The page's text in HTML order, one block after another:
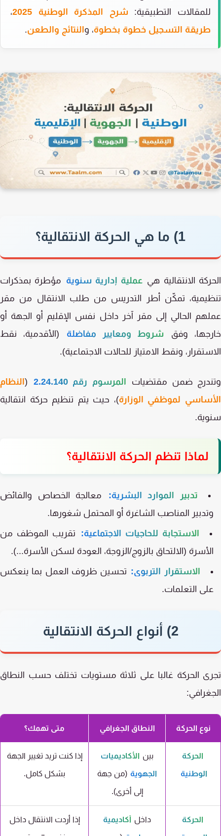
للمقالات التطبيقية:شرح المذكرة الوطنية 2025
،
طريقة التسجيل خطوة بخطوة، والنتائج والطعن.
الانتقالية هي عملية إدارية سنويةمؤطرة بمذكرات
تمكّن أطر التدريس من طلب الانتقال من مقر
الحالي إلى مقر آخر داخل نفس الإقليم أو الجهة أو
وفقشروط ومعايير مفاضلة(الأقدمية، نقط
ونقط الامتياز للحالات الاجتماعية).
ضمن مقتضياتالمرسوم رقم 2.24.140 ( النظام
لموظفي الوزارة)، حيث يتم تنظيم حركة انتقالية
لماذا تنظم الحركة الانتقالية؟
تدبير الموارد البشرية:معالجة الخصاص والفائض
المناصب الشاغرة أو المحتمل شغورها.
الاستجابة للحاجيات الاجتماعية:تقريب الموظف من
(الالتحاق بالزوج/الزوجة، العودة لسكن الأسرة...).
الاستقرار التربوي:تحسين ظروف العمل بما ينعكس
التعلمات.
الحركة غالبا على ثلاثة مستويات تختلف حسب النطاق
نوع الحركة النطاق الجغرافي متى تهمك؟
الحركة
الوطنية
بينالأكاديميات
الجهوية (من جهة
إلى أخرى).
إذا كنت تريد تغيير الجهة
بشكل كامل.
الحركة داخلأكاديمية إذا أردت الانتقال داخل